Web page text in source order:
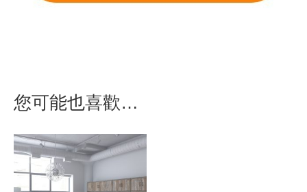
您可能也喜歡…